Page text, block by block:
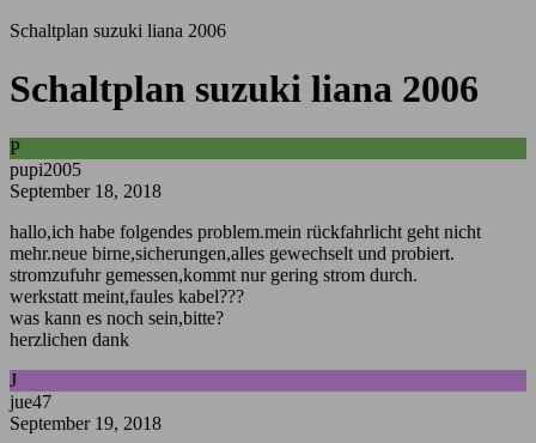
Schaltplan suzuki liana 2006
Schaltplan suzuki liana 2006
P
pupi2005
September 18, 2018
hallo,ich habe folgendes problem.mein rückfahrlicht geht nicht
mehr.neue birne,sicherungen,alles gewechselt und probiert.
stromzufuhr gemessen,kommt nur gering strom durch.
werkstatt meint,faules kabel???
was kann es noch sein,bitte?
herzlichen dank
J
jue47
September 19, 2018